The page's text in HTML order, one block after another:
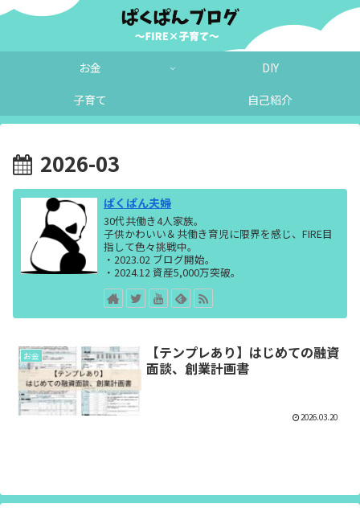
お金
DIY
子育て
自己紹介
2026-03
ぱくぱん夫婦
30代共働き4人家族。
子供かわいい＆共働き育児に限界を感じ、FIRE目
指して色々挑戦中。
・2023.02 ブログ開始。
・2024.12 資産5,000万突破。
お金
【テンプレあり】はじめての融資
面談、創業計画書
2026.03.20